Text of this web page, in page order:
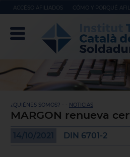
ACCÉSO AFILIADOS CÓMO Y PORQUÉ
¿QUIÉNES SOMOS? - - NOTICIAS
MARGON renueva
14/10/2021 DIN 6701-2